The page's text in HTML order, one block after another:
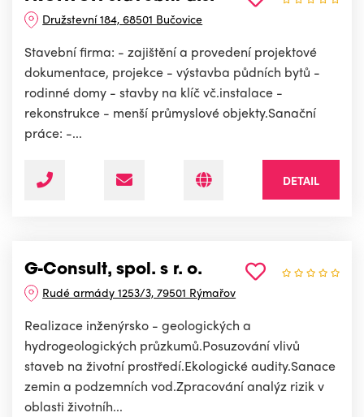
Družstevní 184, 68501 Bučovice
Stavební firma: - zajištění a provedení projektové
dokumentace, projekce - výstavba půdních bytů -
rodinné domy - stavby na klíč vč.instalace -
rekonstrukce - menší průmyslové objekty.Sanační
práce: -...
DETAIL
G-Consult, spol. s r. o.
Rudé armády 1253/3, 79501 Rýmařov
Realizace inženýrsko - geologických a
hydrogeologických průzkumů.Posuzování vlivů
staveb na životní prostředí.Ekologické audity.Sanace
zemin a podzemních vod.Zpracování analýz rizik v
oblasti životníh...